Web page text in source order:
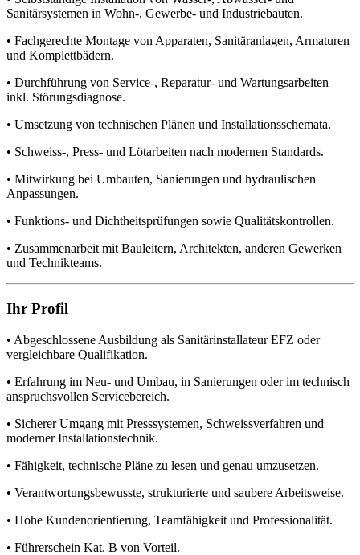
Sanitärsystemen in Wohn-, Gewerbe- und Industriebauten.
• Fachgerechte Montage von Apparaten, Sanitäranlagen, Armaturen
und Komplettbädern.
• Durchführung von Service-, Reparatur- und Wartungsarbeiten
inkl. Störungsdiagnose.
• Umsetzung von technischen Plänen und Installationsschemata.
• Schweiss-, Press- und Lötarbeiten nach modernen Standards.
• Mitwirkung bei Umbauten, Sanierungen und hydraulischen
Anpassungen.
• Funktions- und Dichtheitsprüfungen sowie Qualitätskontrollen.
• Zusammenarbeit mit Bauleitern, Architekten, anderen Gewerken
und Technikteams.
Ihr Profil
• Abgeschlossene Ausbildung als Sanitärinstallateur EFZ oder
vergleichbare Qualifikation.
• Erfahrung im Neu- und Umbau, in Sanierungen oder im technisch
anspruchsvollen Servicebereich.
• Sicherer Umgang mit Presssystemen, Schweissverfahren und
moderner Installationstechnik.
• Fähigkeit, technische Pläne zu lesen und genau umzusetzen.
• Verantwortungsbewusste, strukturierte und saubere Arbeitsweise.
• Hohe Kundenorientierung, Teamfähigkeit und Professionalität.
• Führerschein Kat. B von Vorteil.